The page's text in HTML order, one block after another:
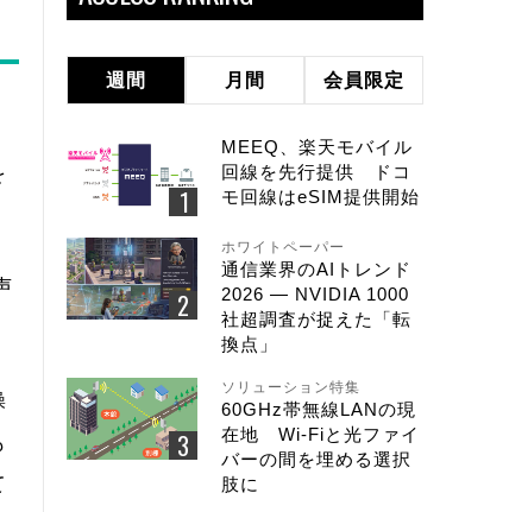
週間 月間 会員限定
MEEQ、楽天モバイル
回線を先行提供 ドコ
モ回線はeSIM提供開始
ホワイトペーパー
通信業界のAIトレンド
2026 ― NVIDIA 1000
社超調査が捉えた「転
換点」
ソリューション特集
60GHz帯無線LANの現
在地 Wi-Fiと光ファイ
バーの間を埋める選択
肢に